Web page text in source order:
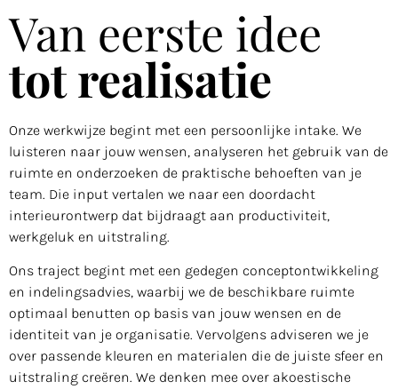
Van eerste idee
tot realisatie
Onze werkwijze begint met een persoonlijke intake. We
luisteren naar jouw wensen, analyseren het gebruik van de
ruimte en onderzoeken de praktische behoeften van je
team. Die input vertalen we naar een doordacht
interieurontwerp dat bijdraagt aan productiviteit,
werkgeluk en uitstraling.
Ons traject begint met een gedegen conceptontwikkeling
en indelingsadvies, waarbij we de beschikbare ruimte
optimaal benutten op basis van jouw wensen en de
identiteit van je organisatie. Vervolgens adviseren we je
over passende kleuren en materialen die de juiste sfeer en
uitstraling creëren. We denken mee over akoestische